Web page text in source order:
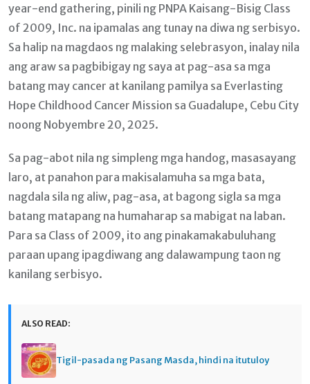
year-end gathering, pinili ng PNPA Kaisang-Bisig Class
of 2009, Inc. na ipamalas ang tunay na diwa ng serbisyo.
Sa halip na magdaos ng malaking selebrasyon, inalay nila
ang araw sa pagbibigay ng saya at pag-asa sa mga
batang may cancer at kanilang pamilya sa Everlasting
Hope Childhood Cancer Mission sa Guadalupe, Cebu City
noong Nobyembre 20, 2025.
Sa pag-abot nila ng simpleng mga handog, masasayang
laro, at panahon para makisalamuha sa mga bata,
nagdala sila ng aliw, pag-asa, at bagong sigla sa mga
batang matapang na humaharap sa mabigat na laban.
Para sa Class of 2009, ito ang pinakamakabuluhang
paraan upang ipagdiwang ang dalawampung taon ng
kanilang serbisyo.
ALSO READ:
Tigil-pasada ng Pasang Masda, hindi na itutuloy